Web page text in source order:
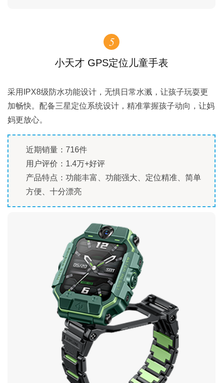
5
小天才 GPS定位儿童手表
采用IPX8级防水功能设计，无惧日常水溅，让孩子玩耍更
加畅快。配备三星定位系统设计，精准掌握孩子动向，让妈
妈更放心。
近期销量：716件
用户评价：1.4万+好评
产品特点：功能丰富、功能强大、定位精准、简单
方便、十分漂亮